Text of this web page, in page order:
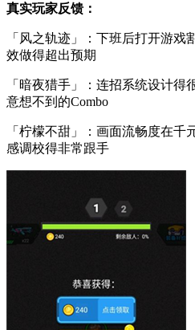
真实玩家反馈：
「风之轨迹」：下班后打开游
效做得超出预期
「暗夜猎手」：连招系统设计得
意想不到的Combo
「柠檬不甜」：画面流畅度在
感调校得非常跟手